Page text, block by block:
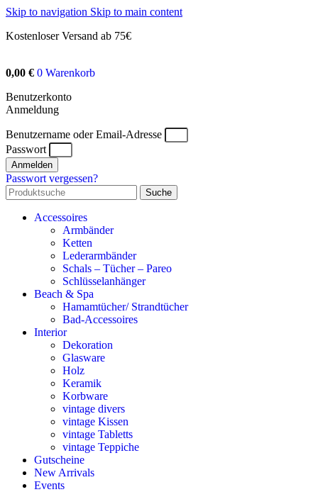
Skip to navigation Skip to main content
Kostenloser Versand ab 75€
0,00 € 0 Warenkorb
Benutzerkonto
Anmeldung
Benutzername oder Email-Adresse
Passwort
Anmelden
Passwort vergessen?
Suche
Accessoires
Armbänder
Ketten
Lederarmbänder
Schals – Tücher – Pareo
Schlüsselanhänger
Beach & Spa
Hamamtücher/ Strandtücher
Bad-Accessoires
Interior
Dekoration
Glasware
Holz
Keramik
Korbware
vintage divers
vintage Kissen
vintage Tabletts
vintage Teppiche
Gutscheine
New Arrivals
Events